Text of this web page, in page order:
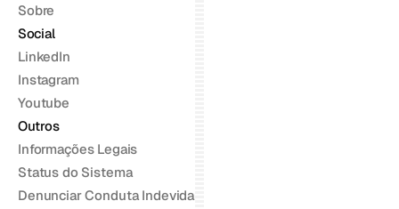
Sobre
Social
LinkedIn
Instagram
Youtube
Outros
Informações Legais
Status do Sistema
Denunciar Conduta Indevida